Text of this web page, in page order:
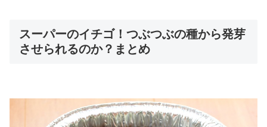
スーパーのイチゴ！つぶつぶの種から発芽
させられるのか？まとめ